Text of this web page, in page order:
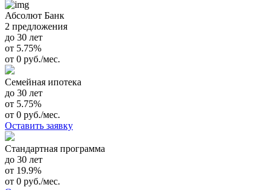
Абсолют Банк
2 предложения
до 30 лет
от 5.75%
от 0 руб./мес.
Семейная ипотека
до 30 лет
от 5.75%
от 0 руб./мес.
Оставить заявку
Стандартная программа
до 30 лет
от 19.9%
от 0 руб./мес.